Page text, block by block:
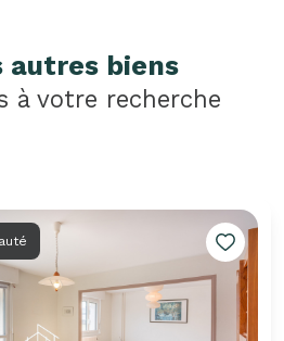
autres biens
à votre recherche